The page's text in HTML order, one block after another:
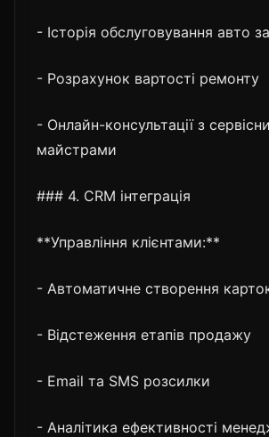
- Історія обслуговування авто
- Розрахунок вартості ремонту
- Онлайн-консультації з
майстрами
### 4. CRM інтеграція
**Управління клієнтами:**
- Автоматичне створення карток
- Відстеження етапів продажу
- Email та SMS розсилки
- Аналітика ефективності